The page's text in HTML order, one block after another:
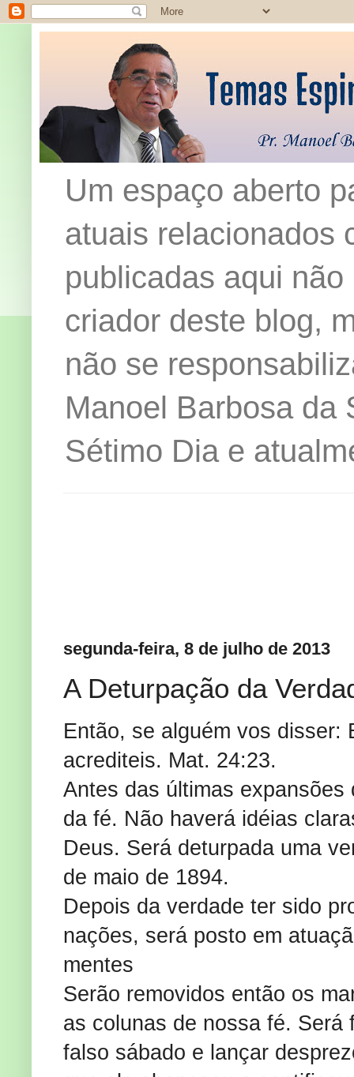
Um espaço aberto
atuais relacionados
publicadas aqui
criador deste blog,
não se
Manoel Barbosa da
Sétimo Dia e
segunda-feira, 8 de julho de 2013
A Deturpação da
Então, se alguém vos disser:
acrediteis. Mat. 24:23.
Antes das últimas
da fé. Não haverá idéias
Deus. Será deturpada uma
de maio de 1894.
Depois da verdade ter sido
nações, será posto em
mentes
Serão removidos então os
as colunas de nossa fé.
falso sábado e lançar